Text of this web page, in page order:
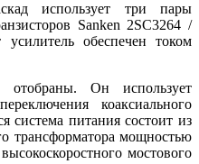
использует три пары
Sanken 2SC3264 /
усилитель обеспечен током
отобраны. Он использует
коаксиального
система питания состоит из
трансформатора мощностью
мостового